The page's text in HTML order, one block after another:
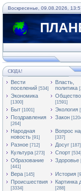
Воскресенье, 09.08.2026,
СЮДА!
Вести
поселений [534]
Власть,
политика
Экономика
[1300]
Общество
[1591]
Быт [1001] Экология
Поздравления
[264]
Закон
Народная
новость [91]
Вопрос
[337]
Разное [712] Досуг [187]
Культура [273] Спорт [534]
Образование
[441]
Здоровье
Вера [145] История
Происшествия
[3334]
Картинка
[288]